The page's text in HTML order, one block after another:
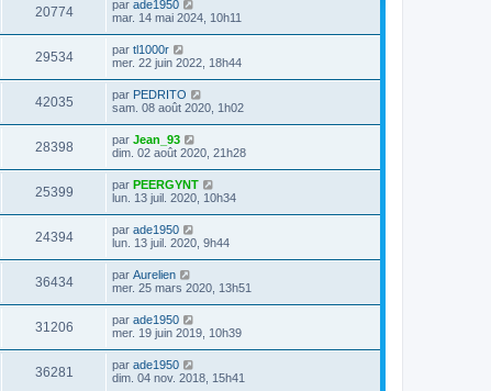
20774 par ade1950
mar. 14 mai 2024, 10h11
29534 par tl1000r
mer. 22 juin 2022, 18h44
42035 par PEDRITO
sam. 08 août 2020, 1h02
28398 par Jean_93
dim. 02 août 2020, 21h28
25399 par PEERGYNT
lun. 13 juil. 2020, 10h34
24394 par ade1950
lun. 13 juil. 2020, 9h44
36434 par Aurelien
mer. 25 mars 2020, 13h51
31206 par ade1950
mer. 19 juin 2019, 10h39
36281 par ade1950
dim. 04 nov. 2018, 15h41